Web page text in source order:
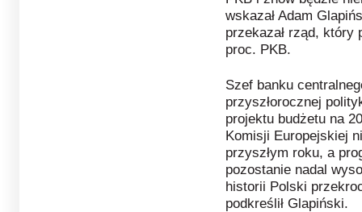
wskazał Adam
przekazał rząd, który
proc. PKB.
Szef banku
przyszłorocznej
projektu budżetu na
Komisji Europejskiej
przyszłym roku, a
pozostanie nadal
historii Polski
podkreślił Glapiński.